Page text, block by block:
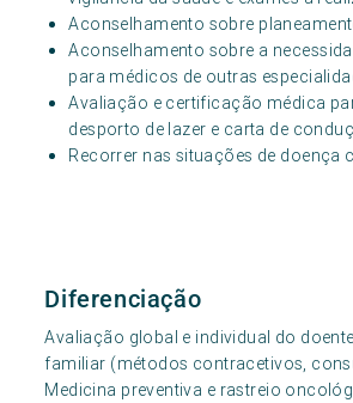
Aconselhamento sobre
Aconselhamento sobre a
para médicos de outras
Avaliação e certificação médica
desporto de lazer e carta de
Recorrer nas situações de doença
Diferenciação
Avaliação global e individual do
familiar (métodos contracetivos,
Medicina preventiva e rastreio